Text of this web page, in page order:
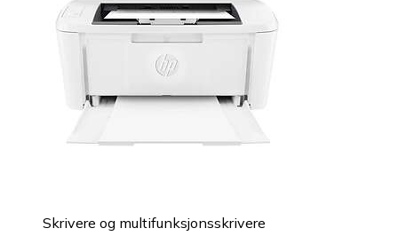
Skrivere og multifunksjonsskrivere